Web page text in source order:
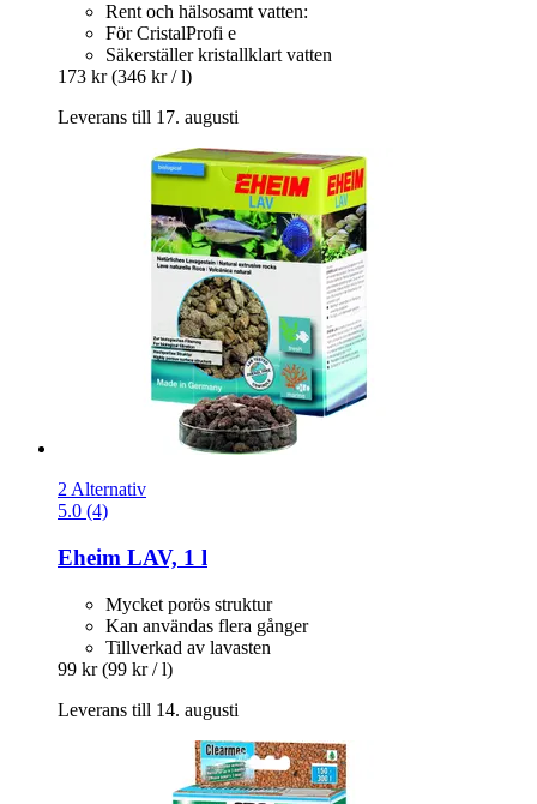
Rent och hälsosamt vatten:
För CristalProfi e
Säkerställer kristallklart vatten
173 kr (346 kr / l)
Leverans till 17. augusti
2 Alternativ
5.0 (4)
Eheim LAV, 1 l
Mycket porös struktur
Kan användas flera gånger
Tillverkad av lavasten
99 kr (99 kr / l)
Leverans till 14. augusti